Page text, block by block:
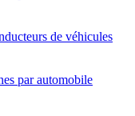
de véhicules
par automobile